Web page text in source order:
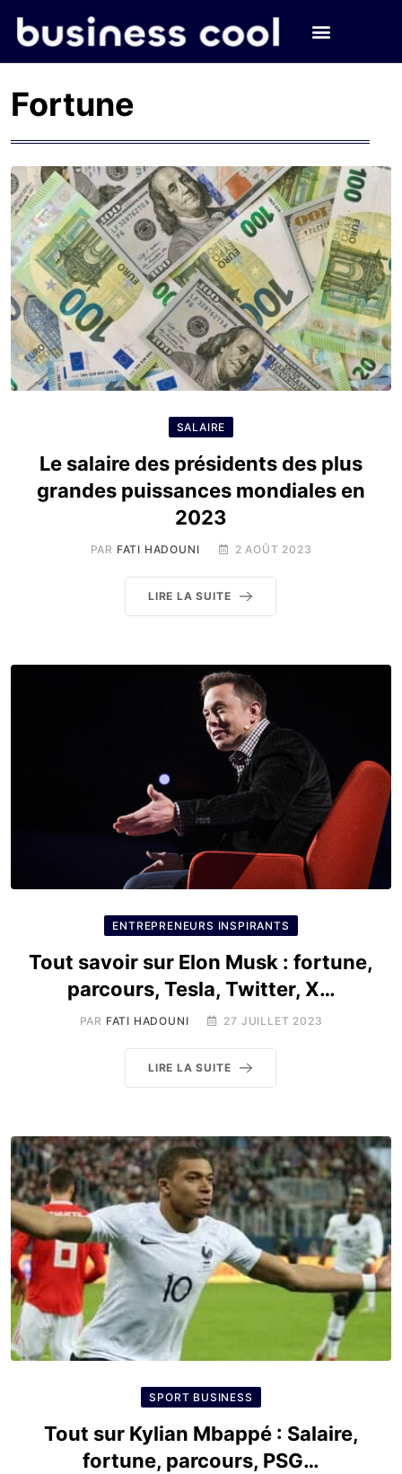
Fortune
SALAIRE
Le salaire des présidents des plus
grandes puissances mondiales en
2023
PAR FATI HADOUNI 2 AOÛT 2023
LIRE LA SUITE
ENTREPRENEURS INSPIRANTS
Tout savoir sur Elon Musk : fortune,
parcours, Tesla, Twitter, X…
PAR FATI HADOUNI 27 JUILLET 2023
LIRE LA SUITE
SPORT BUSINESS
Tout sur Kylian Mbappé : Salaire,
fortune, parcours, PSG…